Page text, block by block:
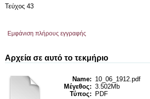
Τεύχος 43
Εμφάνιση πλήρους εγγραφής
Αρχεία σε αυτό το τεκμήριο
Name: 10_06_1912.pdf
Μέγεθος: 3.502Mb
Τύπος:
PDF